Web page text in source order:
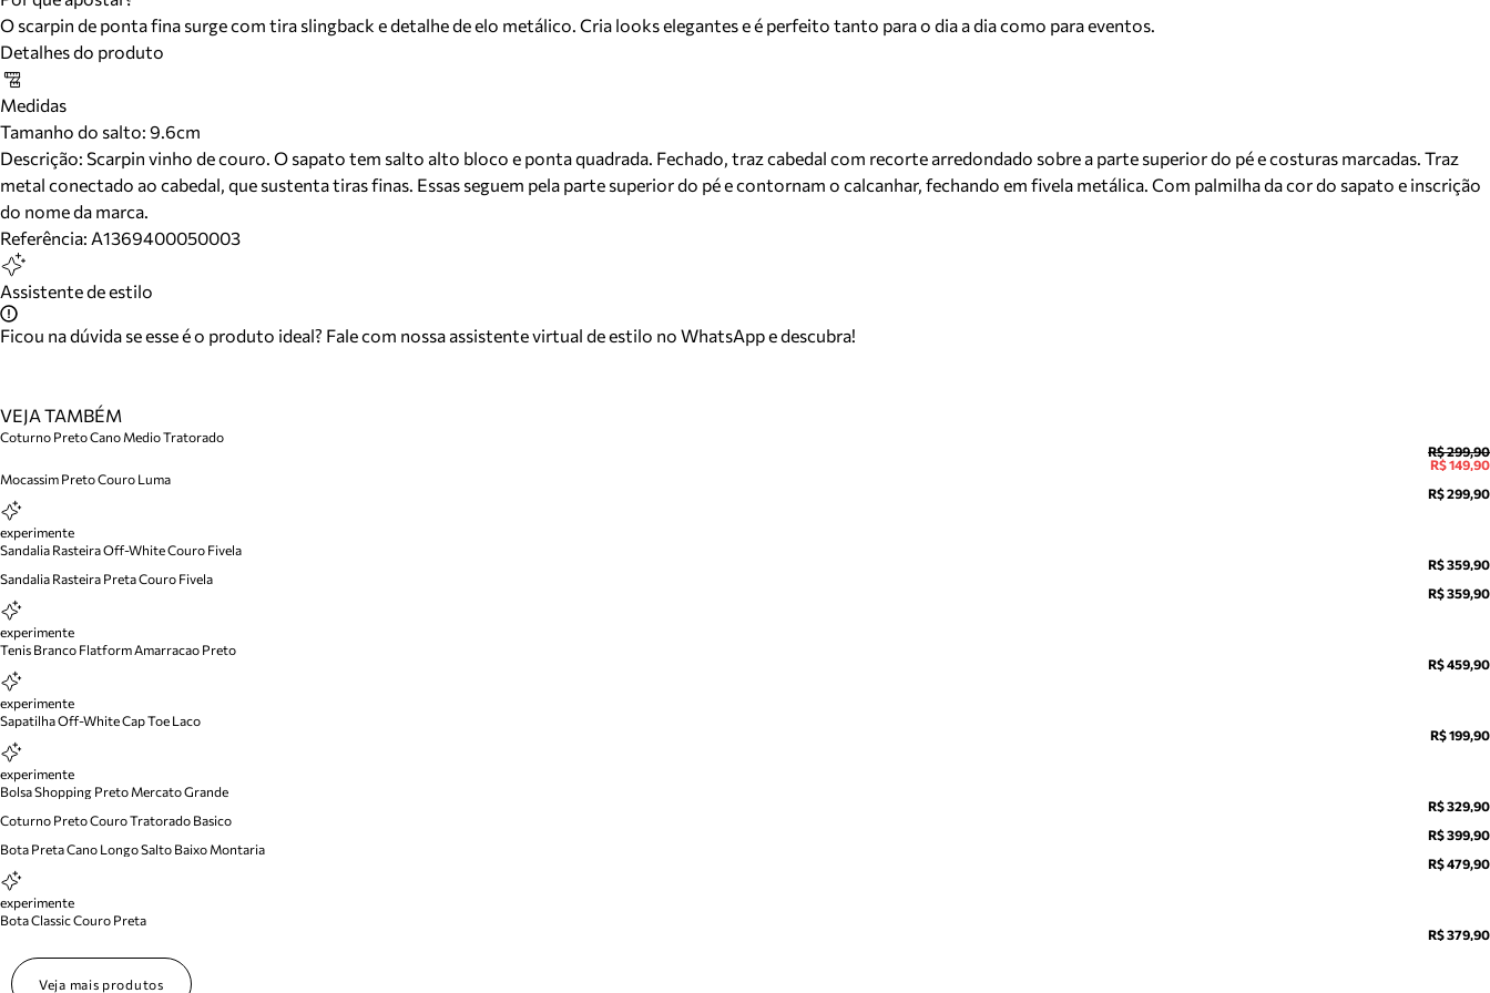
O scarpin de ponta fina surge com tira slingback e detalhe de elo metálico. Cria looks elegantes e é perfeito tanto para o dia a dia como para eventos.
Detalhes do produto
Medidas
Tamanho do salto: 9.6cm
Descrição: Scarpin vinho de couro. O sapato tem salto alto bloco e ponta quadrada. Fechado, traz cabedal com recorte arredondado sobre a parte superior do pé e costuras marcadas. Traz
metal conectado ao cabedal, que sustenta tiras finas. Essas seguem pela parte superior do pé e contornam o calcanhar, fechando em fivela metálica. Com palmilha da cor do sapato e inscrição
do nome da marca.
Referência: A1369400050003
Assistente de estilo
Ficou na dúvida se esse é o produto ideal? Fale com nossa assistente virtual de estilo no WhatsApp e descubra!
VEJA TAMBÉM
Coturno Preto Cano Medio Tratorado
R$ 299,90
R$ 149,90
Mocassim Preto Couro Luma
R$ 299,90
experimente
Sandalia Rasteira Off-White Couro Fivela
R$ 359,90
Sandalia Rasteira Preta Couro Fivela
R$ 359,90
experimente
Tenis Branco Flatform Amarracao Preto
R$ 459,90
experimente
Sapatilha Off-White Cap Toe Laco
R$ 199,90
experimente
Bolsa Shopping Preto Mercato Grande
R$ 329,90
Coturno Preto Couro Tratorado Basico
R$ 399,90
Bota Preta Cano Longo Salto Baixo Montaria
R$ 479,90
experimente
Bota Classic Couro Preta
R$ 379,90
Veja mais produtos